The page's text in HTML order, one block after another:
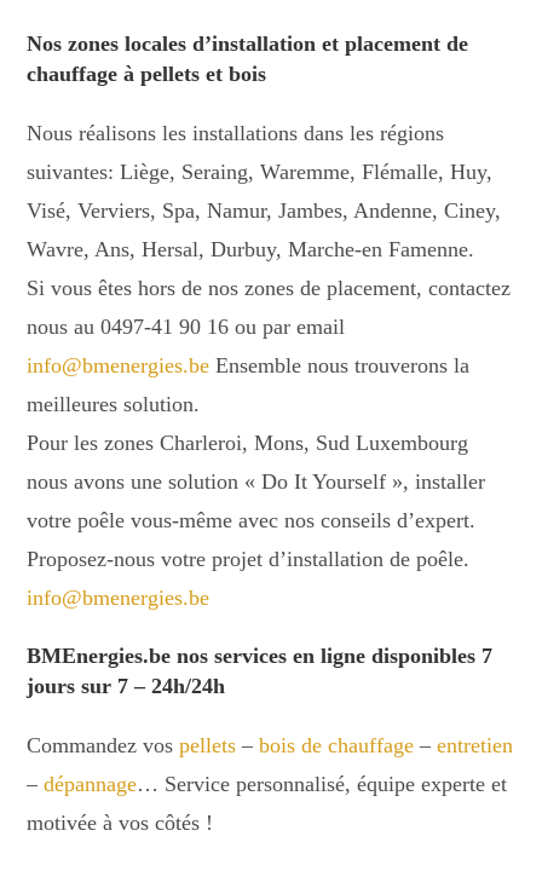
Nos zones locales d’installation et placement de
chauffage à pellets et bois
Nous réalisons les installations dans les régions
suivantes: Liège, Seraing, Waremme, Flémalle, Huy,
Visé, Verviers, Spa, Namur, Jambes, Andenne, Ciney,
Wavre, Ans, Hersal, Durbuy, Marche-en Famenne.
Si vous êtes hors de nos zones de placement, contactez
nous au 0497-41 90 16 ou par email
info@bmenergies.be Ensemble nous trouverons la
meilleures solution.
Pour les zones Charleroi, Mons, Sud Luxembourg
nous avons une solution « Do It Yourself », installer
votre poêle vous-même avec nos conseils d’expert.
Proposez-nous votre projet d’installation de poêle.
info@bmenergies.be
BMEnergies.be nos services en ligne disponibles 7
jours sur 7 – 24h/24h
Commandez vospellets –bois de chauffage –entretien
–dépannage… Service personnalisé, équipe experte et
motivée à vos côtés !